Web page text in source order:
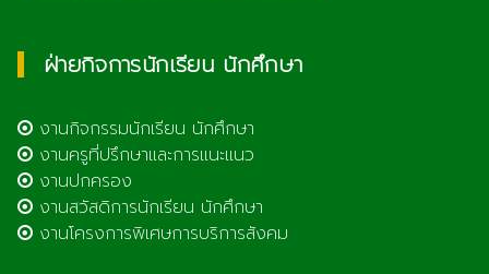
ฝ่ายกิจการนักเรียน นักศึกษา
งานกิจกรรมนักเรียน นักศึกษา
งานครูที่ปรึกษาและการแนะแนว
งานปกครอง
งานสวัสดิการนักเรียน นักศึกษา
งานโครงการพิเศษการบริการสังคม